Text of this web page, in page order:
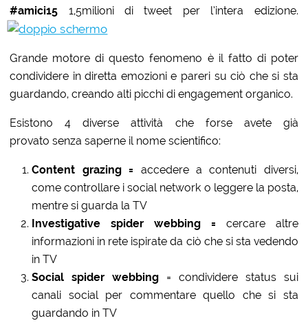
#amici15 1,5milioni di tweet per l’intera edizione.
Grande motore di questo fenomeno è il fatto di poter
condividere in diretta emozioni e pareri su ciò che si sta
guardando, creando alti picchi di engagement organico.
Esistono 4 diverse attività che forse avete già
provato senza saperne il nome scientifico:
Content grazing = accedere a contenuti diversi,
come controllare i social network o leggere la posta,
mentre si guarda la TV
Investigative spider webbing = cercare altre
informazioni in rete ispirate da ciò che si sta vedendo
in TV
Social spider webbing = condividere status sui
canali social per commentare quello che si sta
guardando in TV